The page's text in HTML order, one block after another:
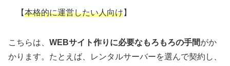
【本格的に運営したい人向け】
こちらは、 WEBサイト作りに必要なもろもろの手間がか
かります。たとえば、レンタルサーバーを選んで契約し、